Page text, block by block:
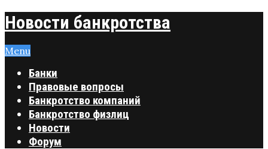
Новости банкротства
Menu
Банки
Правовые вопросы
Банкротство компаний
Банкротство физлиц
Новости
Форум